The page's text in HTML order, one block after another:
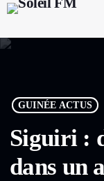
GUINÉE ACTUS
Siguiri :
dans un